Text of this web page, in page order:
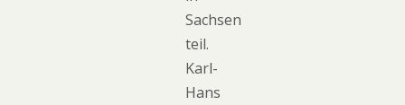
Sachsen
teil.
Karl-
Hans